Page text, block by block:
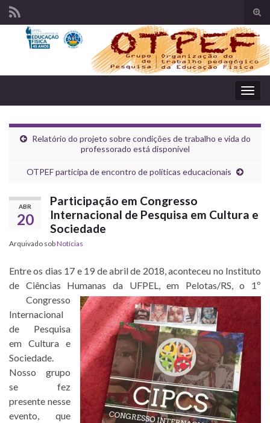
de
Search for:
Relatório do projeto sobre condições de trabalho e vida do
professorado está disponível
OTPEF participa de encontro de políticas educacionais
ABR
20
Participação em Congresso
Internacional de Pesquisa em Cultura e
Sociedade
Arquivado sobNotícias
Entre os dias 17 e 19 de abril de 2018, aconteceu no Instituto
de Ciências Humanas da UFPEL, em Pelotas/RS, o 1º
Congresso
Internacional
de Pesquisa
em Cultura e
Sociedade.
Nosso grupo
se fez
presente nesse
evento, que